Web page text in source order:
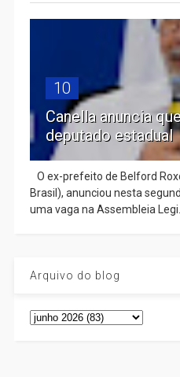
10
Canella anuncia
deputado estadual
O ex-prefeito de Belford
Brasil), anunciou nesta
uma vaga na Assembleia
Arquivo do blog